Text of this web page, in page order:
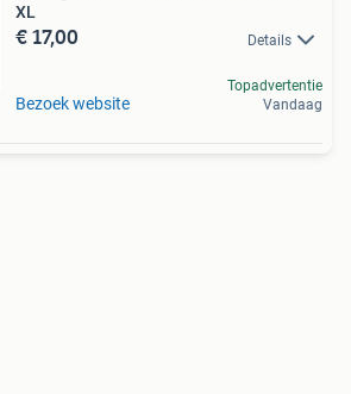
XL
€ 17,00 Details
Bezoek website
Topadvertentie
Vandaag